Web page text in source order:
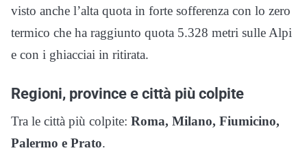
visto anche l’alta quota in forte sofferenza con lo zero
termico che ha raggiunto quota 5.328 metri sulle Alpi
e con i ghiacciai in ritirata.
Regioni, province e città più colpite
Tra le città più colpite: Roma, Milano, Fiumicino,
Palermo e Prato.